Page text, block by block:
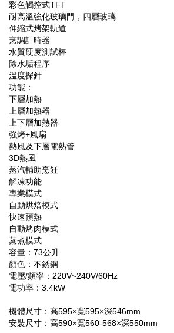
彩色觸控式TFT
耐高溫強化玻璃門，四層玻璃
伸縮式烤架軌道
烹調計時器
水質硬度測試棒
除水垢程序
溫度探針
功能：
下層加熱
上層加熱器
上下層加熱器
強烤+風扇
熱風及下層電熱管
3D熱風
蒸汽輔助烹飪
解凍功能
專業模式
自動烘焙模式
快速預熱
自動烤肉模式
蒸煮模式
容量：73公升
顏色：不銹鋼
電壓/頻率：220V~240V/60Hz
電功率：3.4kW
機體尺寸：高595×寬595×深546mm
安裝尺寸：高590×寬560-568×深550mm